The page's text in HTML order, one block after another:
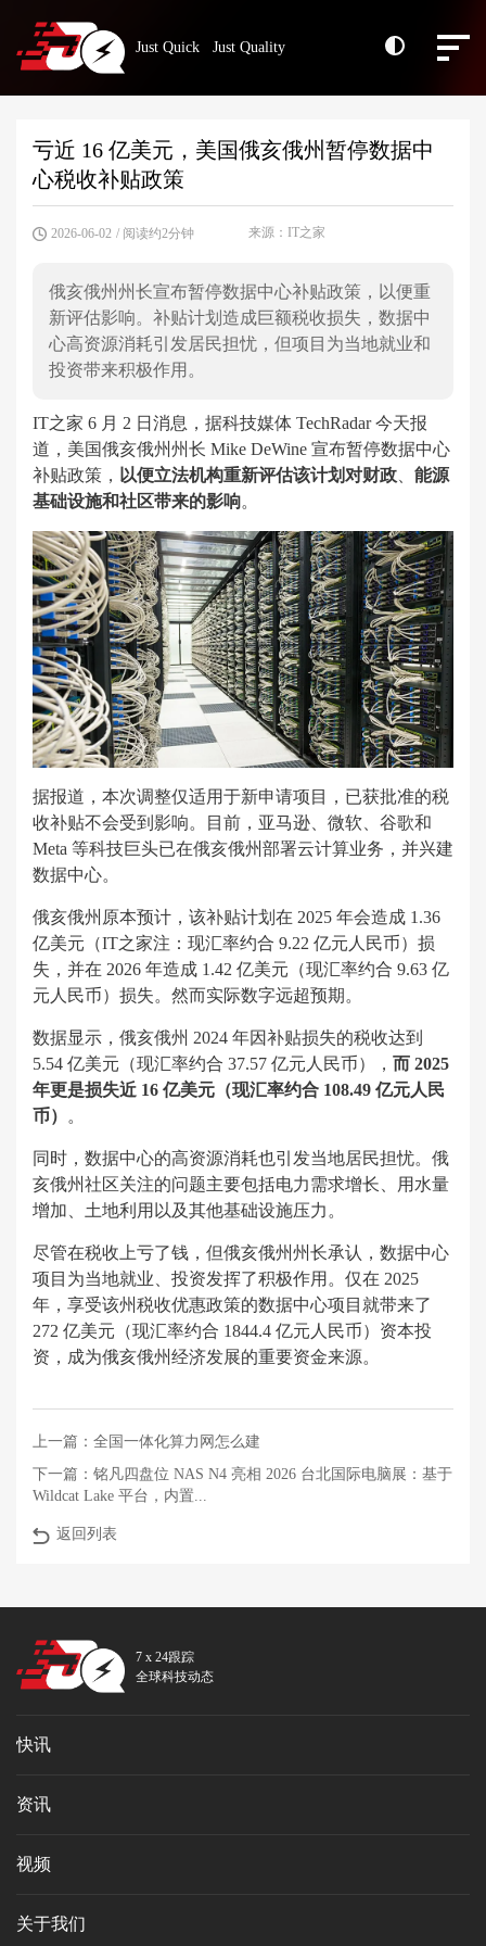
Just Quick Just Quality
亏近 16 亿美元，美国俄亥俄州暂停数据中
心税收补贴政策
2026-06-02 / 阅读约2分钟 来源：IT之家
俄亥俄州州长宣布暂停数据中心补贴政策，以便重
新评估影响。补贴计划造成巨额税收损失，数据中
心高资源消耗引发居民担忧，但项目为当地就业和
投资带来积极作用。
IT之家 6 月 2 日消息，据科技媒体 TechRadar 今天报
道，美国俄亥俄州州长 Mike DeWine 宣布暂停数据中心
补贴政策， 以便立法机构重新评估该计划对财政
能源
基础设施和社区带来的影响。
据报道，本次调整仅适用于新申请项目，已获批准的税
收补贴不会受到影响。目前，亚马逊、微软、谷歌和
Meta 等科技巨头已在俄亥俄州部署云计算业务，并兴建
数据中心。
俄亥俄州原本预计，该补贴计划在 2025 年会造成 1.36
亿美元（IT之家注：现汇率约合 9.22 亿元人民币）损
失，并在 2026 年造成 1.42 亿美元（现汇率约合 9.63 亿
元人民币）损失。然而实际数字远超预期。
数据显示，俄亥俄州 2024 年因补贴损失的税收达到
5.54 亿美元（现汇率约合 37.57 亿元人民币）， 而 2025
年更是损失近 16 亿美元（现汇率约合 108.49 亿元人民
币）
。
同时，数据中心的高资源消耗也引发当地居民担忧。俄
亥俄州社区关注的问题主要包括电力需求增长、用水量
增加、土地利用以及其他基础设施压力。
尽管在税收上亏了钱，但俄亥俄州州长承认，数据中心
项目为当地就业、投资发挥了积极作用。仅在 2025
年，享受该州税收优惠政策的数据中心项目就带来了
272 亿美元（现汇率约合 1844.4 亿元人民币）资本投
资，成为俄亥俄州经济发展的重要资金来源。
上一篇： 全国一体化算力网怎么建
下一篇： 铭凡四盘位 NAS N4 亮相 2026 台北国际电脑展：基于
Wildcat Lake 平台，内置...
返回列表
7 x 24跟踪
全球科技动态
快讯
资讯
视频
关于我们